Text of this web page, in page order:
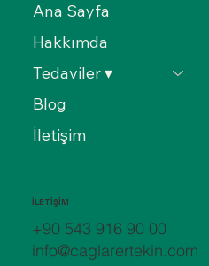
Ana Sayfa
Hakkımda
Tedaviler ▾
Blog
İletişim
İLETİŞİM
+90 543 916 90 00
info@caglarertekin.com